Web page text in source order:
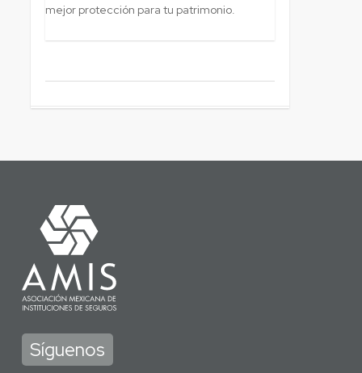
mejor protección para tu patrimonio.
Síguenos